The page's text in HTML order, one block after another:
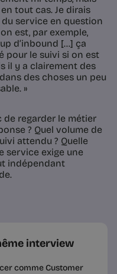
tout cas. Je dirais
service en question
est, par exemple,
d’inbound [...] ça
pour le suivi si on est
il y a clairement des
des choses un peu
»
de regarder le métier
? Quel volume de
attendu ? Quelle
service exige une
indépendant
interview
comme Customer